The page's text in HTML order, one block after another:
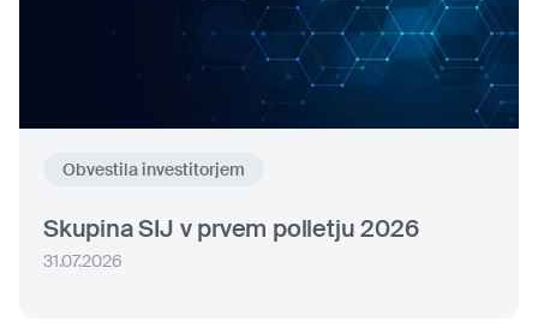
Obvestila investitorjem
Skupina SIJ v prvem polletju 2026
31.07.2026